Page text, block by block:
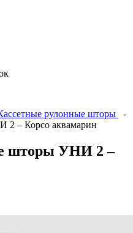
рулонные шторы
-
2 – Корсо аквамарин
шторы УНИ 2 –